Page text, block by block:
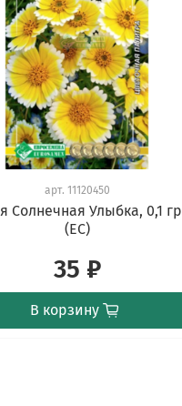
арт. 11120450
Солнечная Улыбка, 0,1 гр
(ЕС)
35 ₽
В корзину